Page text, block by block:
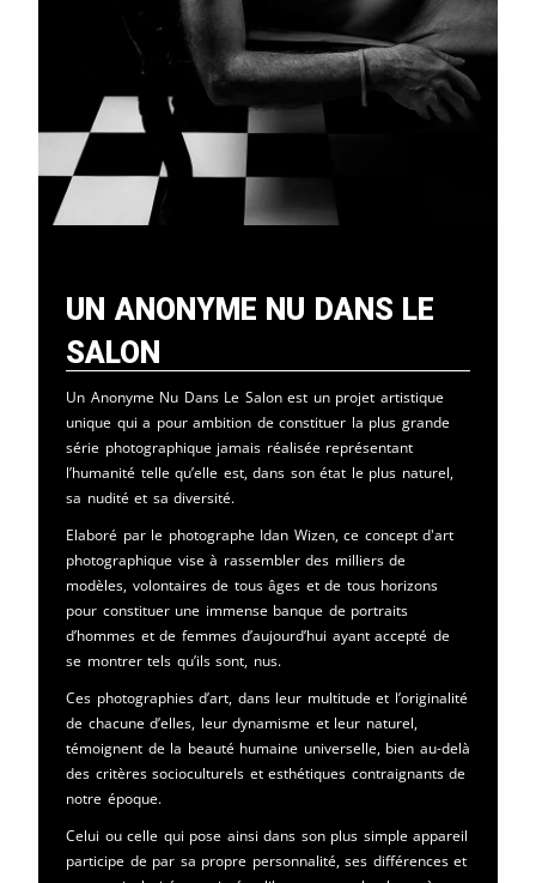
Un Anonyme Nu Dans Le
Salon
Un Anonyme Nu Dans Le Salon est un projet artistique
unique qui a pour ambition de constituer la plus grande
série photographique jamais réalisée représentant
l’humanité telle qu’elle est, dans son état le plus naturel,
sa nudité et sa diversité.
Elaboré par le photographe Idan Wizen, ce concept d'art
photographique vise à rassembler des milliers de
modèles, volontaires de tous âges et de tous horizons
pour constituer une immense banque de portraits
d’hommes et de femmes d’aujourd’hui ayant accepté de
se montrer tels qu’ils sont, nus.
Ces photographies d’art, dans leur multitude et l’originalité
de chacune d’elles, leur dynamisme et leur naturel,
témoignent de la beauté humaine universelle, bien au-delà
des critères socioculturels et esthétiques contraignants de
notre époque.
Celui ou celle qui pose ainsi dans son plus simple appareil
participe de par sa propre personnalité, ses différences et